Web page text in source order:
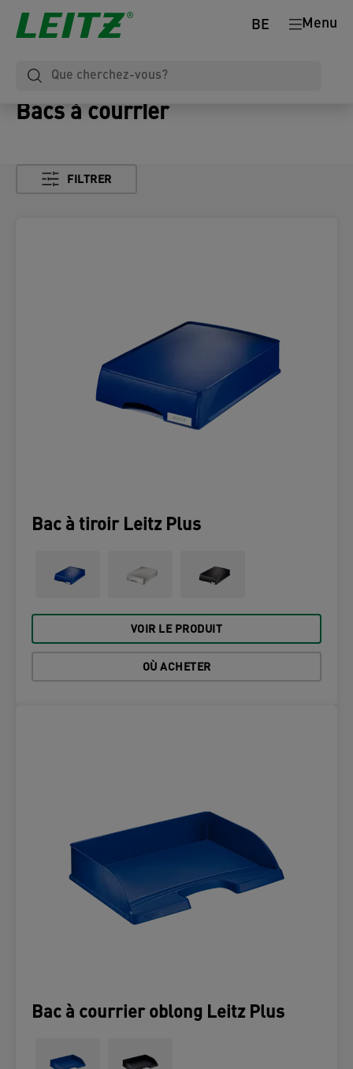
Menu
BE
Bacs à courrier
FILTRER
Bac à tiroir Leitz Plus
VOIR LE PRODUIT
OÙ ACHETER
Bac à courrier oblong Leitz Plus